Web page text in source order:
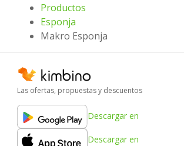
Productos
Esponja
Makro Esponja
Las ofertas, propuestas y descuentos
Descargar en
Descargar en